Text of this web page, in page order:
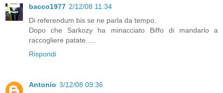
bacco1977 2/12/08 11:34
Di referendum bis se ne parla da tempo.
Dopo che Sarkozy ha minacciato Biffo di mandarlo a
raccogliere patate.....
Rispondi
Antonio 3/12/08 09:36